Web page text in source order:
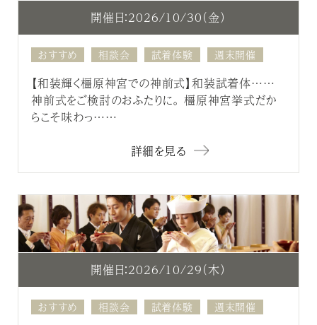
開催日：2026/10/30（金）
おすすめ 相談会 試着体験 週末開催
【和装輝く橿原神宮での神前式】和装試着体……
神前式をご検討のおふたりに。 橿原神宮挙式だか
らこそ味わっ……
詳細を見る
開催日：2026/10/29（木）
おすすめ 相談会 試着体験 週末開催